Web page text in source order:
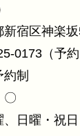
新宿区神楽
0173（予
制
〇
日曜・祝日